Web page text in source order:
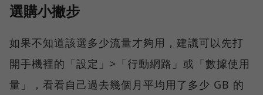
選購小撇步
如果不知道該選多少流量才夠用，建議可以先打
開手機裡的「設定」>「行動網路」或「數據使用
量」，看看自己過去幾個月平均用了多少 GB 的